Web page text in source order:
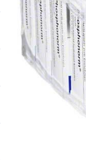
Neuheiten
Sale
Schnäppchen
Diabetes
Körperpflege &
Liebe & Erotik